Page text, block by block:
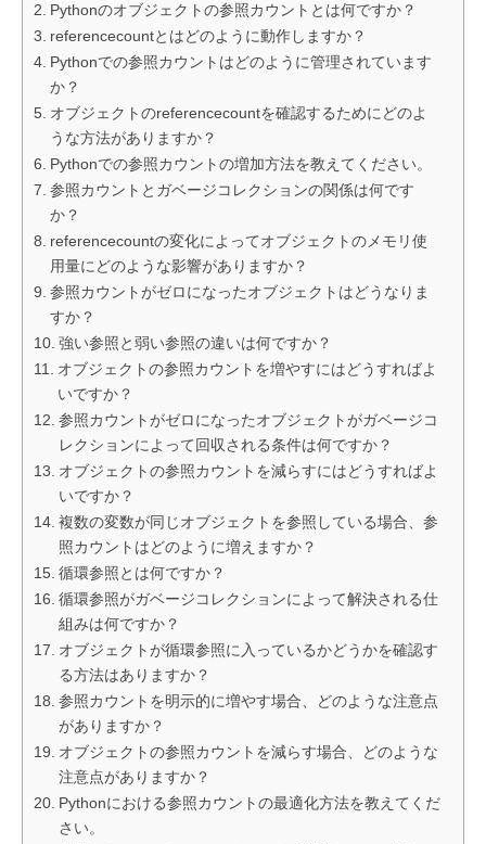
Pythonのオブジェクトの参照カウントとは何ですか？
referencecountとはどのように動作しますか？
Pythonでの参照カウントはどのように管理されています
か？
オブジェクトのreferencecountを確認するためにどのよ
うな方法がありますか？
Pythonでの参照カウントの増加方法を教えてください。
参照カウントとガベージコレクションの関係は何です
か？
referencecountの変化によってオブジェクトのメモリ使
用量にどのような影響がありますか？
参照カウントがゼロになったオブジェクトはどうなりま
すか？
強い参照と弱い参照の違いは何ですか？
オブジェクトの参照カウントを増やすにはどうすればよ
いですか？
参照カウントがゼロになったオブジェクトがガベージコ
レクションによって回収される条件は何ですか？
オブジェクトの参照カウントを減らすにはどうすればよ
いですか？
複数の変数が同じオブジェクトを参照している場合、参
照カウントはどのように増えますか？
循環参照とは何ですか？
循環参照がガベージコレクションによって解決される仕
組みは何ですか？
オブジェクトが循環参照に入っているかどうかを確認す
る方法はありますか？
参照カウントを明示的に増やす場合、どのような注意点
がありますか？
オブジェクトの参照カウントを減らす場合、どのような
注意点がありますか？
Pythonにおける参照カウントの最適化方法を教えてくだ
さい。